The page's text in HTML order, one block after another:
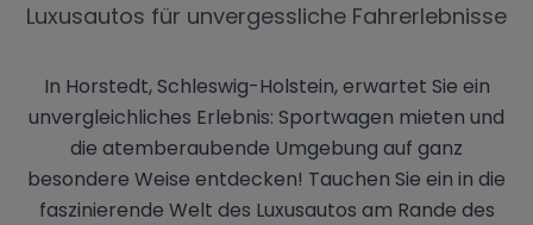
Luxusautos für unvergessliche Fahrerlebnisse
In Horstedt, Schleswig-Holstein, erwartet Sie ein
unvergleichliches Erlebnis: Sportwagen mieten und
die atemberaubende Umgebung auf ganz
besondere Weise entdecken! Tauchen Sie ein in die
faszinierende Welt des Luxusautos am Rande des